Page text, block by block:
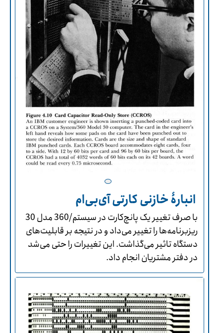
انبارۀ خازنی کارتی آی‌بی‌ام
با صرف تغییر یک پانچ‌کارت در سیستم/360 مدل 30
ریزبرنامه‌ها را تغییر می‌داد و در نتیجه بر قابلیت‌های
دستگاه تاثیر می‌گذاشت. این تغییرات را حتی می‌شد
در دفتر مشتریان انجام داد.